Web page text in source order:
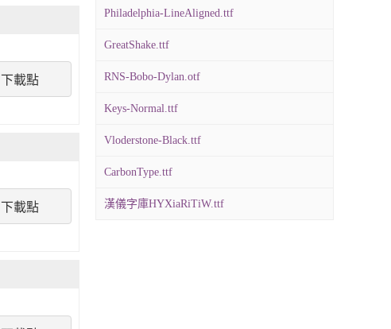
下載點
下載點
Philadelphia-LineAligned.ttf
GreatShake.ttf
RNS-Bobo-Dylan.otf
Keys-Normal.ttf
Vloderstone-Black.ttf
CarbonType.ttf
漢儀字庫HYXiaRiTiW.ttf